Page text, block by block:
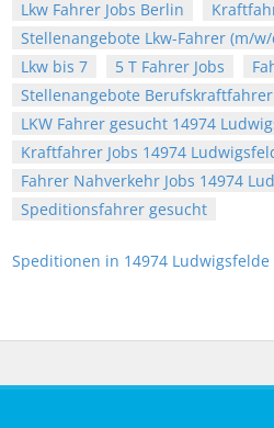
Lkw Fahrer Jobs Berlin
Stellenangebote Lkw-Fahrer (m/
Lkw bis 7
5 T Fahrer Jobs
Stellenangebote
LKW Fahrer gesucht 14974
Kraftfahrer Jobs 14974
Fahrer Nahverkehr Jobs 14974
Speditionsfahrer gesucht
Speditionen in 14974 Ludwigsfelde